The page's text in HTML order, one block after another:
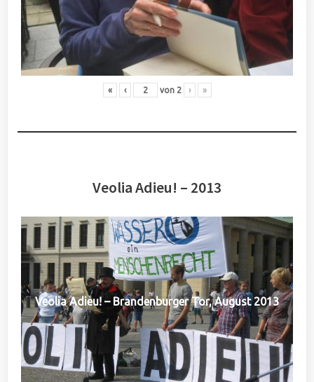
« ‹ von 2 › »
Veolia Adieu! – 2013
Veolia Adieu! – Brandenburger Tor, August 2013